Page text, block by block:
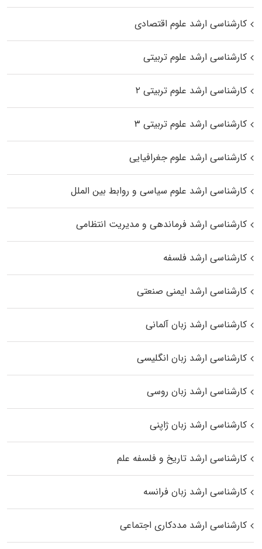
کارشناسی ارشد علوم اقتصادی
کارشناسی ارشد علوم تربیتی
کارشناسی ارشد علوم تربیتی ۲
کارشناسی ارشد علوم تربیتی ۳
کارشناسی ارشد علوم جغرافیایی
کارشناسی ارشد علوم سیاسی و روابط بین الملل
کارشناسی ارشد فرماندهی و مدیریت انتظامی
کارشناسی ارشد فلسفه
کارشناسی ارشد ایمنی صنعتی
کارشناسی ارشد زبان آلمانی
کارشناسی ارشد زبان انگلیسی
کارشناسی ارشد زبان روسی
کارشناسی ارشد زبان ژاپنی
کارشناسی ارشد تاریخ و فلسفه علم
کارشناسی ارشد زبان فرانسه
کارشناسی ارشد مددکاری اجتماعی